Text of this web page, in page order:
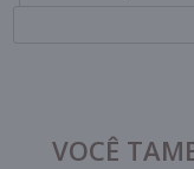
VOCÊ